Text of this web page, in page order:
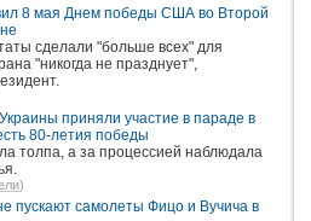
8 мая Днем победы США во Второй
сделали "больше всех" для
"никогда не празднует",
приняли участие в параде в
80-летия победы
толпа, а за процессией наблюдала
)
пускают самолеты Фицо и Вучича в